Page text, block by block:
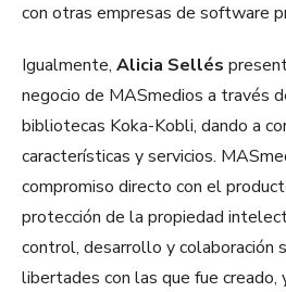
con otras empresas de software
Igualmente, Alicia Sellés
negocio de MASmedios a través
bibliotecas Koka-Kobli, dando a
características y servicios.
compromiso directo con el
protección de la propiedad
control, desarrollo y colaboración
libertades con las que fue creado,